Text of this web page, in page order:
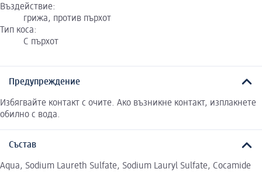
Въздействие:
грижа, против пърхот
Тип коса:
С пърхот
Предупреждение
Избягвайте контакт с очите. Ако възникне контакт, изплакнете
обилно с вода.
Състав
Aqua, Sodium Laureth Sulfate, Sodium Lauryl Sulfate, Cocamide